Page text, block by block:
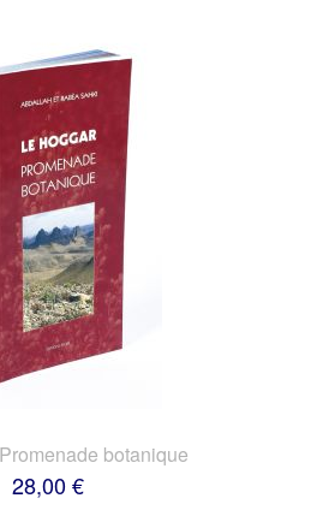
botanique
28,00 €